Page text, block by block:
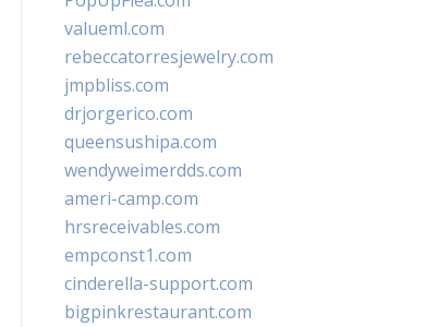
valueml.com
rebeccatorresjewelry.com
jmpbliss.com
drjorgerico.com
queensushipa.com
wendyweimerdds.com
ameri-camp.com
hrsreceivables.com
empconst1.com
cinderella-support.com
bigpinkrestaurant.com